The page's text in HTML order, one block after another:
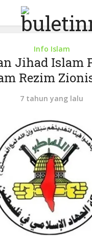
Info Islam
Jihad Islam
Rezim
7 tahun yang lalu